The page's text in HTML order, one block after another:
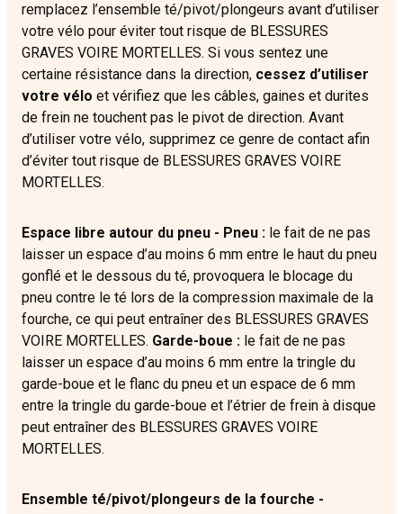
remplacez l’ensemble té/pivot/plongeurs avant d’utiliser
votre vélo pour éviter tout risque de BLESSURES
GRAVES VOIRE MORTELLES. Si vous sentez une
certaine résistance dans la direction, cessez d’utiliser
votre vélo et vérifiez que les câbles, gaines et durites
de frein ne touchent pas le pivot de direction. Avant
d’utiliser votre vélo, supprimez ce genre de contact afin
d’éviter tout risque de BLESSURES GRAVES VOIRE
MORTELLES.
Espace libre autour du pneu - Pneu : le fait de ne pas
laisser un espace d’au moins 6 mm entre le haut du pneu
gonflé et le dessous du té, provoquera le blocage du
pneu contre le té lors de la compression maximale de la
fourche, ce qui peut entraîner des BLESSURES GRAVES
VOIRE MORTELLES. Garde-boue : le fait de ne pas
laisser un espace d’au moins 6 mm entre la tringle du
garde-boue et le flanc du pneu et un espace de 6 mm
entre la tringle du garde-boue et l’étrier de frein à disque
peut entraîner des BLESSURES GRAVES VOIRE
MORTELLES.
Ensemble té/pivot/plongeurs de la fourche -